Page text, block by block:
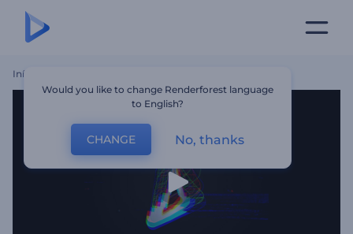
Início
Would you like to change Renderforest language
to English?
CHANGE No, thanks